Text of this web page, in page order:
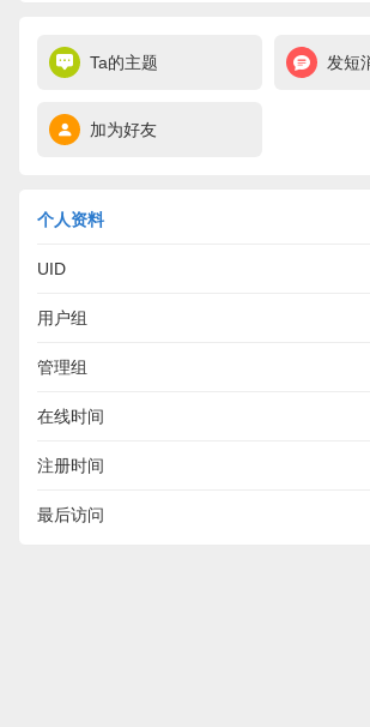
Ta的主题 发短
加为好友
个人资料
UID
用户组
管理组
在线时间
注册时间
最后访问